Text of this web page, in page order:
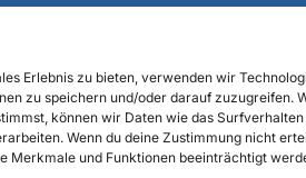
Erlebnis zu bieten, verwenden wir
zu speichern und/oder darauf zuzugreifen.
können wir Daten wie das
Wenn du deine Zustimmung nicht
Merkmale und Funktionen beeinträchtigt
Systemkomponenten.